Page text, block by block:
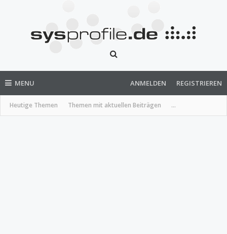
MENU
Heutige Themen Themen mit aktuellen Beiträgen ...
ANMELDEN REGISTRIEREN